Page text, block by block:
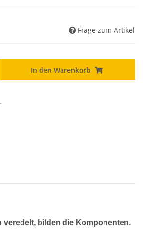
Frage zum Artikel
In den Warenkorb
bilden die Komponenten.